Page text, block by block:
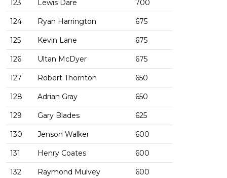
123 Lewis Dare 700
124 Ryan Harrington 675
125 Kevin Lane 675
126 Ultan McDyer 675
127 Robert Thornton 650
128 Adrian Gray 650
129 Gary Blades 625
130 Jenson Walker 600
131 Henry Coates 600
132 Raymond Mulvey 600